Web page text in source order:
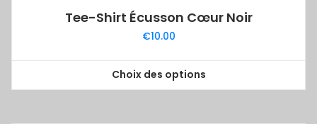
Tee-Shirt Écusson Cœur Noir
€10.00
Choix des options
Ce